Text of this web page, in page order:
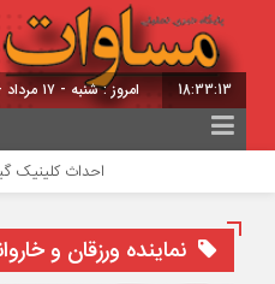
18:33:14 برابر با : 24 - صفر - 1448
احداث کلینیک
نماینده ورزقان و